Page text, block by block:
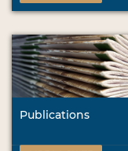
Publications